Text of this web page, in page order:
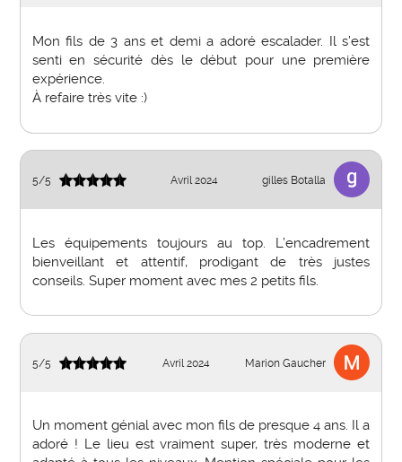
Mon fils de 3 ans et demi a adoré escalader. Il s’est
senti en sécurité dès le début pour une première
expérience.
À refaire très vite :)
5/5 Avril 2024 gilles Botalla
Les équipements toujours au top. L’encadrement
bienveillant et attentif, prodigant de très justes
conseils. Super moment avec mes 2 petits fils.
5/5 Avril 2024 Marion Gaucher
Un moment génial avec mon fils de presque 4 ans. Il a
adoré ! Le lieu est vraiment super, très moderne et